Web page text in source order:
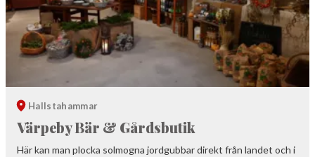
Hallstahammar
Värpeby Bär & Gårdsbutik
Här kan man plocka solmogna jordgubbar direkt från landet och i